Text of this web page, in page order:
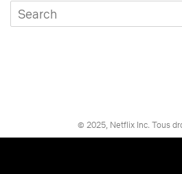
© 2025, Netflix Inc. Tous